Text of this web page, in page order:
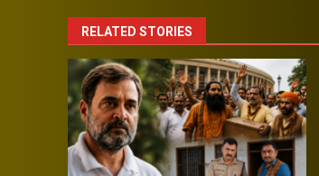
RELATED STORIES